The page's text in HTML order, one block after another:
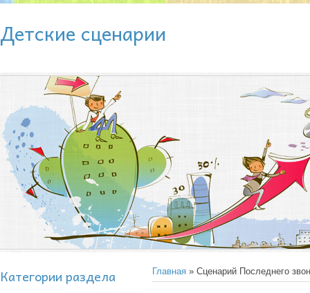
Детские сценарии
Категории раздела Главная » Сценарий Последнего